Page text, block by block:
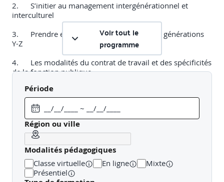
2.
S’initier au management intergénérationnel et
interculturel
3.
Prendre en compte les spécificités des générations
Y-Z
4.
Les modalités du contrat de travail et des spécificités
de la fonction publique
La place de la formation et le rôle de l’école. La
nature du travail et le rôle du tuteur
Identifier les étapes de l’accueil et anticiper
l’organisation matérielle et organisationnelle de
l’apprenti.
Informer et intégrer les collaborateurs à l’accueil, à
l’intégration et à l’accompagnement de recrues.
Voir tout le
programme
Période
Région ou ville
Modalités pédagogiques
Classe virtuelle En ligne
Mixte
Présentiel